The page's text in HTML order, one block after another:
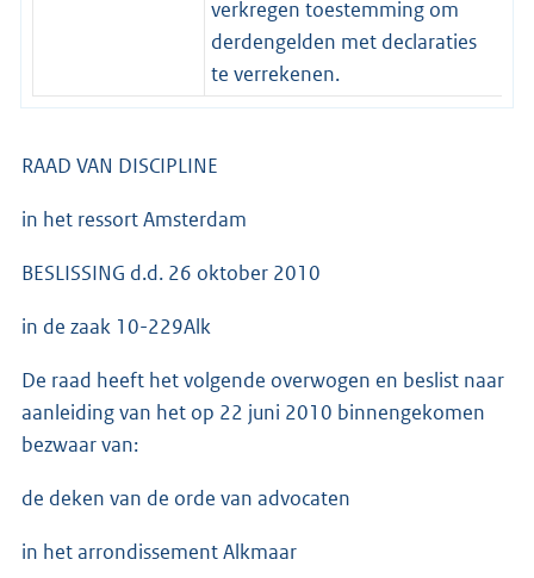
verkregen toestemming om
derdengelden met declaraties
te verrekenen.
RAAD VAN DISCIPLINE
in het ressort Amsterdam
BESLISSING d.d. 26 oktober 2010
in de zaak 10-229Alk
De raad heeft het volgende overwogen en beslist naar
aanleiding van het op 22 juni 2010 binnengekomen
bezwaar van:
de deken van de orde van advocaten
in het arrondissement Alkmaar